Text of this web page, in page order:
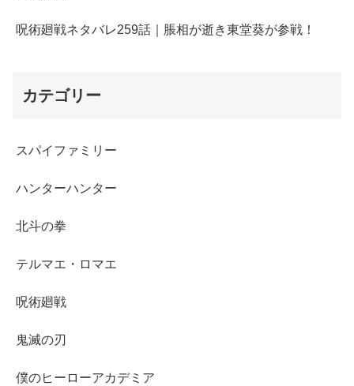
呪術廻戦ネタバレ259話｜脹相が逝き東堂葵が参戦！
カテゴリー
スパイファミリー
ハンターハンター
北斗の拳
テルマエ・ロマエ
呪術廻戦
鬼滅の刃
僕のヒーローアカデミア